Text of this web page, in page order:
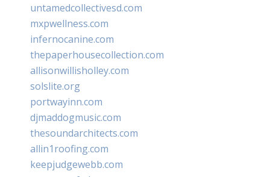
untamedcollectivesd.com
mxpwellness.com
infernocanine.com
thepaperhousecollection.com
allisonwillisholley.com
solslite.org
portwayinn.com
djmaddogmusic.com
thesoundarchitects.com
allin1roofing.com
keepjudgewebb.com